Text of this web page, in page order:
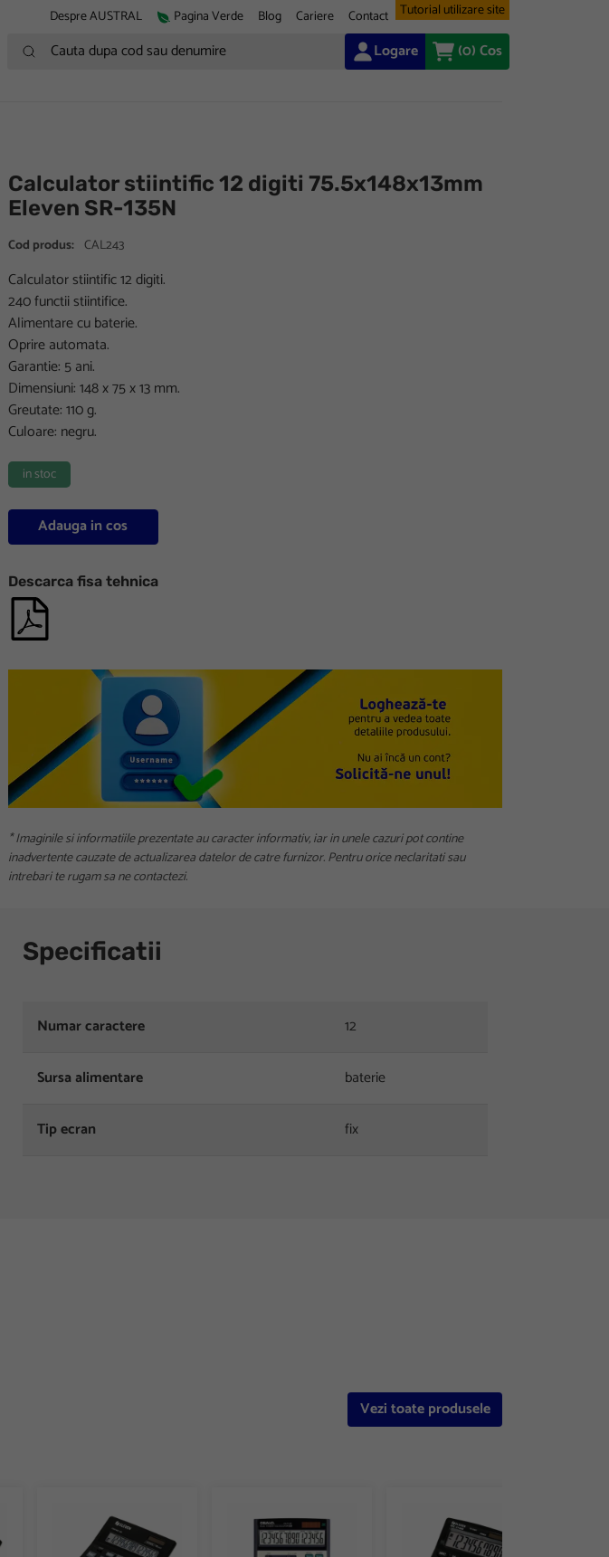
Despre AUSTRAL Pagina Verde Blog Cariere Contact Tutorial utilizare site
Cauta dupa cod sau denumire Logare (0)Cos
Calculator stiintific 12 digiti 75.5x148x13mm
Eleven SR-135N
Cod produs: CAL243
Calculator stiintific 12 digiti.
240 functii stiintifice.
Alimentare cu baterie.
Oprire automata.
Garantie: 5 ani.
Dimensiuni: 148 x 75 x 13 mm.
Greutate: 110 g.
Culoare: negru.
in stoc
Adauga in cos
Descarca fisa tehnica
* Imaginile si informatiile prezentate au caracter informativ, iar in unele cazuri pot contine
inadvertente cauzate de actualizarea datelor de catre furnizor. Pentru orice neclaritati sau
intrebari te rugam sa ne contactezi.
Specificatii
Numar caractere 12
Sursa alimentare baterie
Tip ecran fix
Vezi toate produsele